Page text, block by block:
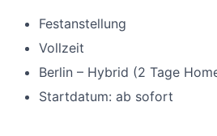
Festanstellung
Vollzeit
Berlin – Hybrid (2 Tage
Startdatum: ab sofort